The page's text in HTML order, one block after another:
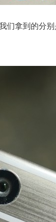
们拿到的分